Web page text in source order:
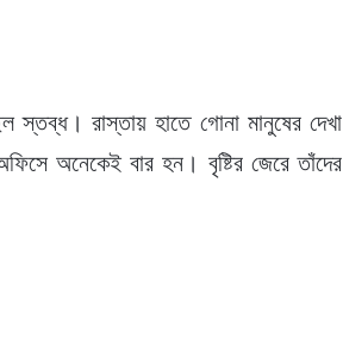
স্তব্ধ। রাস্তায় হাতে গোনা মানুষের দেখা
অনেকেই বার হন। বৃষ্টির জেরে তাঁদের